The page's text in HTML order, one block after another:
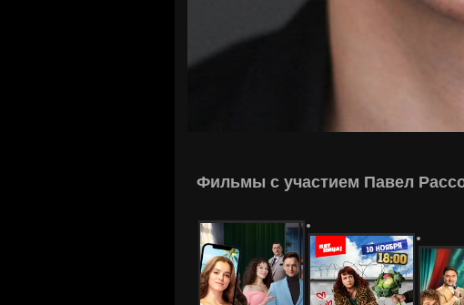
Фильмы с участием Павел